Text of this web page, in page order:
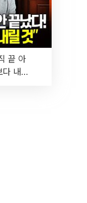
끝 아
내릴